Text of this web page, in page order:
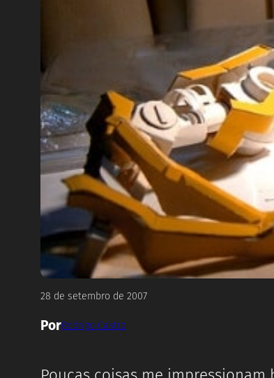
28 de setembro de 2007
PorRodrigo Castro